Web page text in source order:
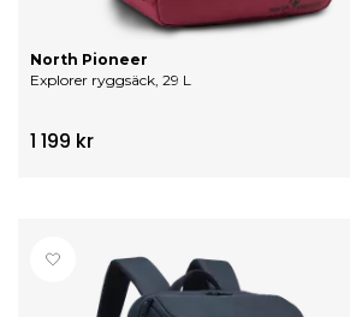
Explorer ryggsäck, 29 L
North Pioneer
1 199 kr